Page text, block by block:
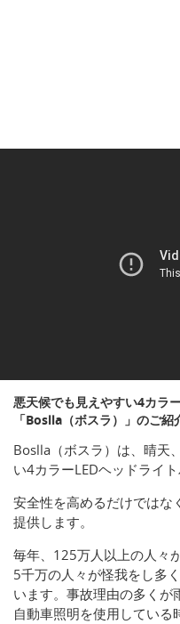
悪天候でも見えやすい4カラ
「Boslla（ボスラ）」のご紹
Boslla（ボスラ）は、晴天
い4カラーLEDヘッドライト
安全性を高めるだけではな
提供します。
毎年、125万人以上の人々
5千万の人々が怪我をし多
います。事故理由の多く
自動車照明を使用している